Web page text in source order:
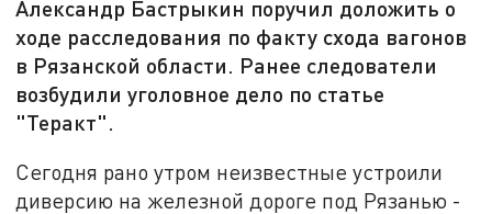
Александр Бастрыкин поручил доложить о
ходе расследования по факту схода вагонов
в Рязанской области. Ранее следователи
возбудили уголовное дело по статье
"Теракт".
Сегодня рано утром неизвестные устроили
диверсию на железной дороге под Рязанью -